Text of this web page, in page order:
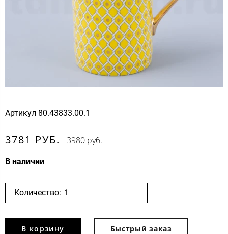
Артикул 80.43833.00.1
3781 РУБ. 3980 руб.
В наличии
Количество:
В корзину Быстрый заказ